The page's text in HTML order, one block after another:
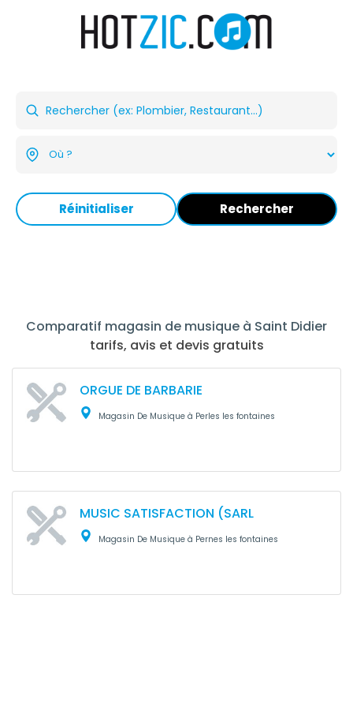
Réinitialiser Rechercher
Comparatif magasin de musique à Saint Didier
tarifs, avis et devis gratuits
ORGUE DE BARBARIE
Magasin De Musique à Perles les fontaines
MUSIC SATISFACTION (SARL
Magasin De Musique à Pernes les fontaines